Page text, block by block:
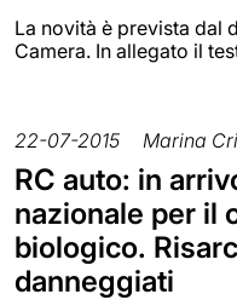
La novità è prevista dal
Camera. In allegato il
22-07-2015 Marina
RC auto: in
nazionale per il
biologico.
danneggiati